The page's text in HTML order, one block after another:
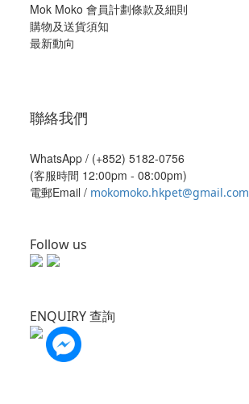
Mok Moko 會員計劃條款及細則
購物及送貨須知
最新動向
聯絡我們
WhatsApp / (+852) 5182-0756
(客服時間 12:00pm - 08:00pm)
電郵Email / mokomoko.hkpet@gmail.com
Follow us
ENQUIRY 查詢